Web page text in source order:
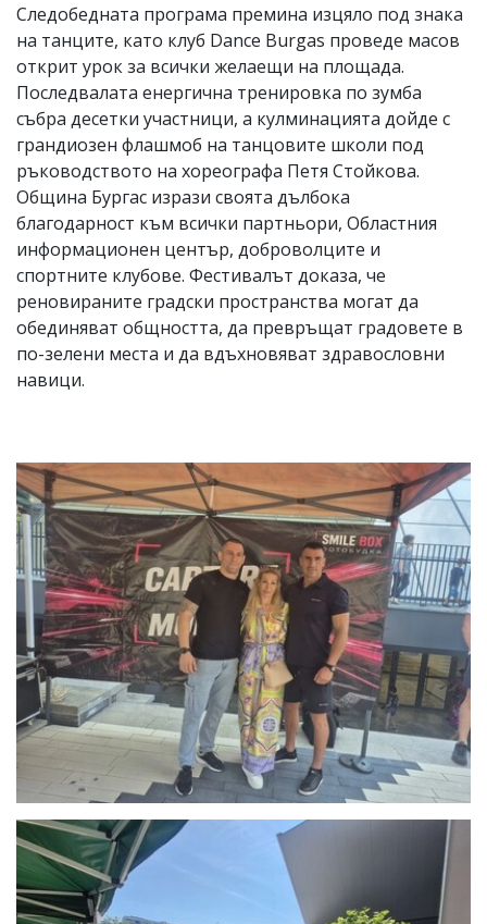
Следобедната програма премина изцяло под знака
на танците, като клуб Dance Burgas проведе масов
открит урок за всички желаещи на площада.
Последвалата енергична тренировка по зумба
събра десетки участници, а кулминацията дойде с
грандиозен флашмоб на танцовите школи под
ръководството на хореографа Петя Стойкова.
Община Бургас изрази своята дълбока
благодарност към всички партньори, Областния
информационен център, доброволците и
спортните клубове. Фестивалът доказа, че
реновираните градски пространства могат да
обединяват общността, да превръщат градовете в
по-зелени места и да вдъхновяват здравословни
навици.